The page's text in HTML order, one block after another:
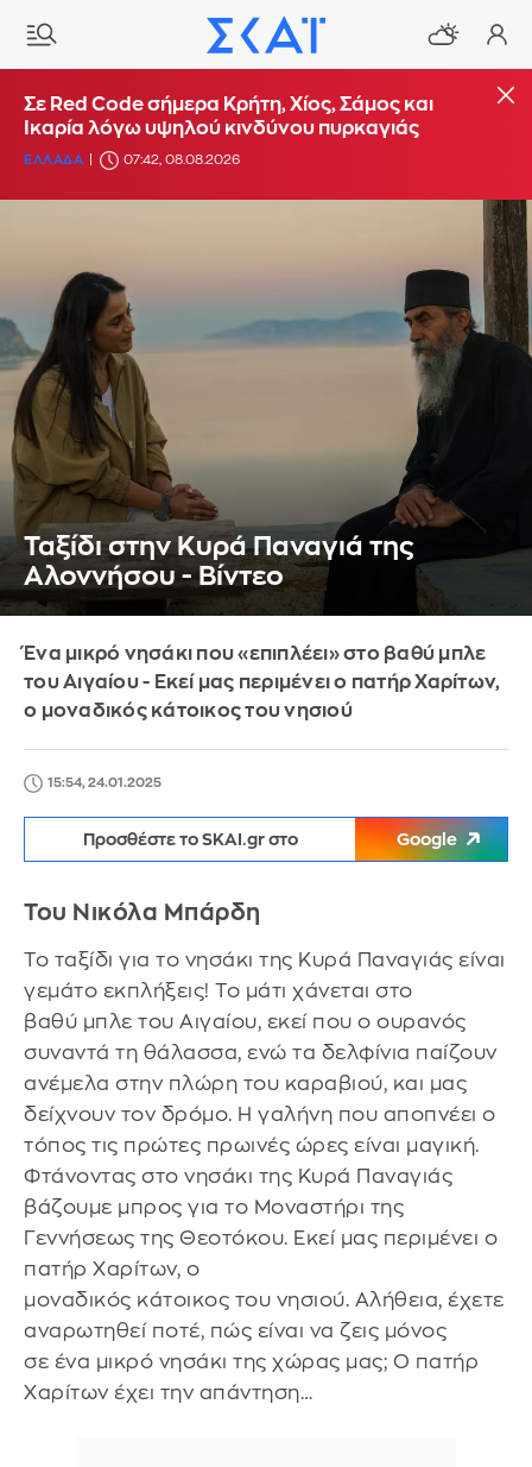
Σε Red Code σήμερα Κρήτη, Χίος, Σάμος και
Ικαρία λόγω υψηλού κινδύνου πυρκαγιάς
ΕΛΛΑΔΑ 07:42, 08.08.2026
Ταξίδι στην Κυρά Παναγιά της
Αλοννήσου - Βίντεο
Ένα μικρό νησάκι που «επιπλέει» στο βαθύ μπλε
του Αιγαίου - Εκεί μας περιμένει ο πατήρ Χαρίτων,
ο μοναδικός κάτοικος του νησιού
15:54, 24.01.2025
Προσθέστε το SKAI.gr στο Google
Του Νικόλα Μπάρδη
Το ταξίδι για το νησάκι της Κυρά Παναγιάς είναι
γεμάτο εκπλήξεις! Το μάτι χάνεται στο
βαθύ μπλε του Αιγαίου, εκεί που ο ουρανός
συναντά τη θάλασσα, ενώ τα δελφίνια παίζουν
ανέμελα στην πλώρη του καραβιού, και μας
δείχνουν τον δρόμο. Η γαλήνη που αποπνέει ο
τόπος τις πρώτες πρωινές ώρες είναι μαγική.
Φτάνοντας στο νησάκι της Κυρά Παναγιάς
βάζουμε μπρος για το Μοναστήρι της
Γεννήσεως της Θεοτόκου. Εκεί μας περιμένει ο
πατήρ Χαρίτων, ο
μοναδικός κάτοικος του νησιού. Αλήθεια, έχετε
αναρωτηθεί ποτέ, πώς είναι να ζεις μόνος
σε ένα μικρό νησάκι της χώρας μας; Ο πατήρ
Χαρίτων έχει την απάντηση…